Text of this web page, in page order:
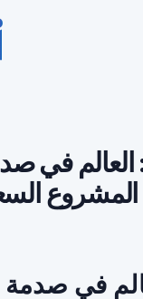
العالم في
المشروع
في